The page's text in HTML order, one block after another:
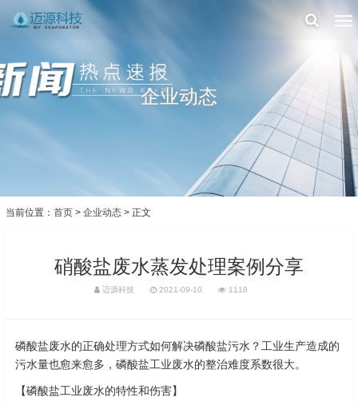
企业动态
当前位置： 首页 > 企业动态 > 正文
硝酸盐废水蒸发处理案例分享
迈源科技 2021-09-10 1118
磷酸盐废水的正确处理方式如何解决磷酸盐污水？工业生产造成的
污水量也愈来愈多，磷酸盐工业废水的整治难度系数很大。
【磷酸盐工业废水的特性和伤害】